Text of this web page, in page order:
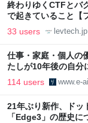
終わりゆくCTFとバ
で起きていること【
33 users levtech.jp
仕事・家庭・個人の
たしが10年後の自分
114 users www.e-
21年ぶり新作、ドッ
「Edge3」の歴史